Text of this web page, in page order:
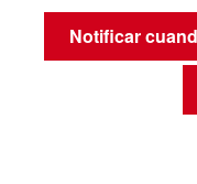
Notificar